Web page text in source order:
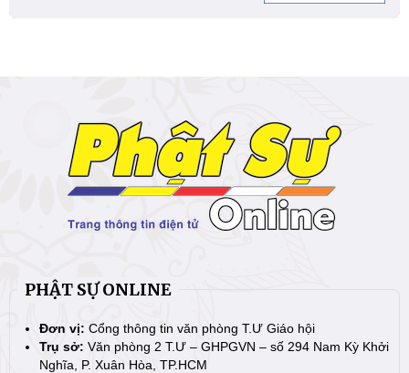
PHẬT SỰ ONLINE
Đơn vị: Cổng thông tin văn phòng T.Ư Giáo hội
Trụ sở: Văn phòng 2 T.Ư – GHPGVN – số 294 Nam Kỳ Khởi
Nghĩa, P. Xuân Hòa, TP.HCM